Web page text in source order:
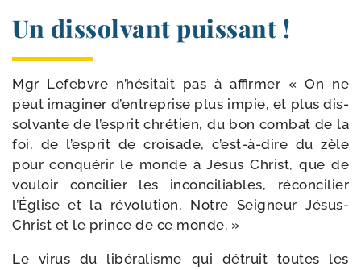
Un dissolvant puissant !
Mgr Lefebvre n’hésitait pas à affir­mer « On ne
peut ima­gi­ner d’entreprise plus impie, et plus dis­
sol­vante de l’esprit chré­tien, du bon com­bat de la
foi, de l’esprit de croi­sade, c’est-à-dire du zèle
pour conqué­rir le monde à Jésus Christ, que de
vou­loir conci­lier les incon­ci­liables, récon­ci­lier
l’Église et la révo­lu­tion, Notre Seigneur Jésus-​
Christ et le prince de ce monde. »
Le virus du libé­ra­lisme qui détruit toutes les